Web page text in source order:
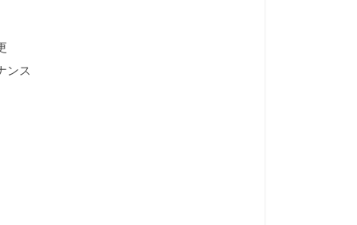
ンス